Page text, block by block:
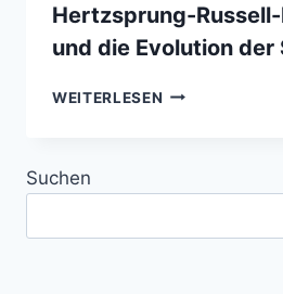
Hertzsprung-
und die Evolution der
WEITERLESEN LANDKARTE
Suchen